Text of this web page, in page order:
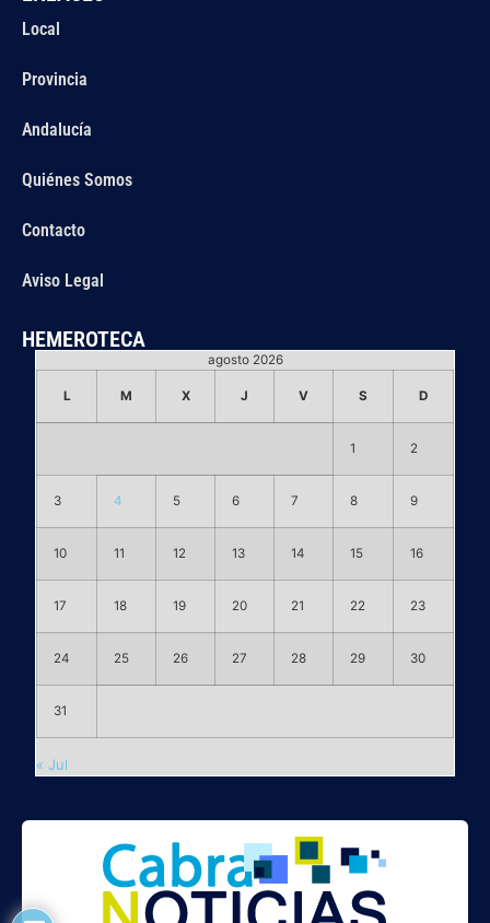
Local
Provincia
Andalucía
Quiénes Somos
Contacto
Aviso Legal
HEMEROTECA
agosto 2026
L M X J V S D
1 2
3 4 5 6 7 8 9
10 11 12 13 14 15 16
17 18 19 20 21 22 23
24 25 26 27 28 29 30
31
« Jul